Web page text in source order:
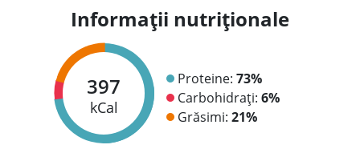
Informații nutriționale
397
kCal
Proteine: 73%
Carbohidrați: 6%
Grăsimi: 21%